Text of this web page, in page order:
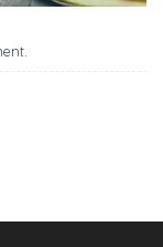
.